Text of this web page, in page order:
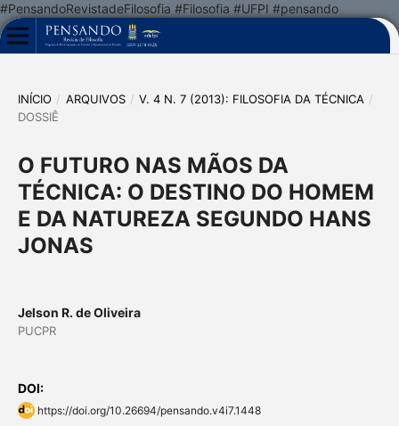
#PensandoRevistadeFilosofia #Filosofia #UFPI #pensando
INÍCIO / ARQUIVOS / V. 4 N. 7 (2013): FILOSOFIA DA TÉCNICA /
DOSSIÊ
O FUTURO NAS MÃOS DA
TÉCNICA: O DESTINO DO HOMEM
E DA NATUREZA SEGUNDO HANS
JONAS
Jelson R. de Oliveira
PUCPR
DOI:
https://doi.org/10.26694/pensando.v4i7.1448